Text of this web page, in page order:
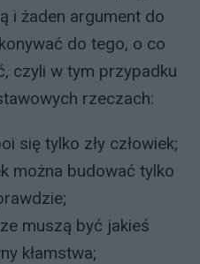
i żaden argument do
do tego, o co
czyli w tym przypadku
rzeczach:
się tylko zły człowiek;
można budować tylko
muszą być jakieś
kłamstwa;